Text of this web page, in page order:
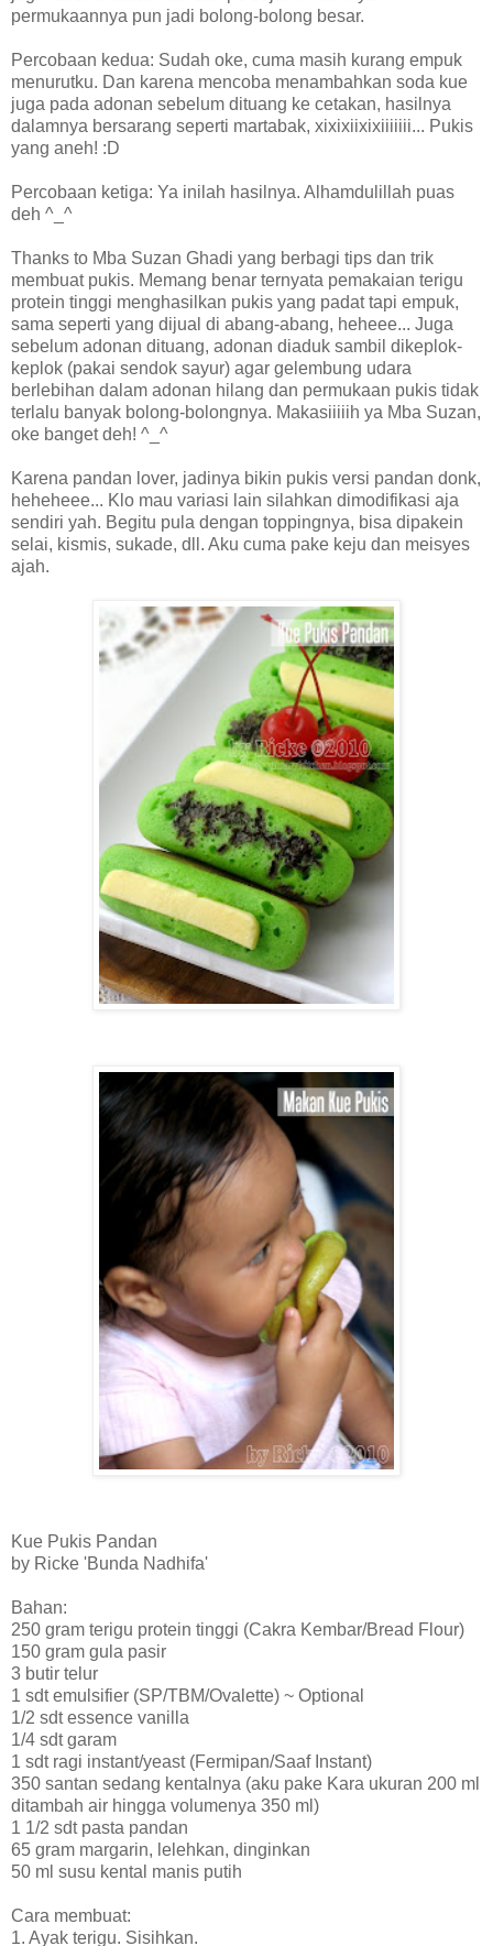
permukaannya pun jadi bolong-bolong besar.
Percobaan kedua: Sudah oke, cuma masih kurang empuk
menurutku. Dan karena mencoba menambahkan soda kue
juga pada adonan sebelum dituang ke cetakan, hasilnya
dalamnya bersarang seperti martabak, xixixiixixiiiiiii... Pukis
yang aneh! :D
Percobaan ketiga: Ya inilah hasilnya. Alhamdulillah puas
deh ^_^
Thanks to Mba Suzan Ghadi yang berbagi tips dan trik
membuat pukis. Memang benar ternyata pemakaian terigu
protein tinggi menghasilkan pukis yang padat tapi empuk,
sama seperti yang dijual di abang-abang, heheee... Juga
sebelum adonan dituang, adonan diaduk sambil dikeplok-
keplok (pakai sendok sayur) agar gelembung udara
berlebihan dalam adonan hilang dan permukaan pukis tidak
terlalu banyak bolong-bolongnya. Makasiiiiih ya Mba Suzan,
oke banget deh! ^_^
Karena pandan lover, jadinya bikin pukis versi pandan donk,
heheheee... Klo mau variasi lain silahkan dimodifikasi aja
sendiri yah. Begitu pula dengan toppingnya, bisa dipakein
selai, kismis, sukade, dll. Aku cuma pake keju dan meisyes
ajah.
Kue Pukis Pandan
by Ricke 'Bunda Nadhifa'
Bahan:
250 gram terigu protein tinggi (Cakra Kembar/Bread Flour)
150 gram gula pasir
3 butir telur
1 sdt emulsifier (SP/TBM/Ovalette) ~ Optional
1/2 sdt essence vanilla
1/4 sdt garam
1 sdt ragi instant/yeast (Fermipan/Saaf Instant)
350 santan sedang kentalnya (aku pake Kara ukuran 200 ml
ditambah air hingga volumenya 350 ml)
1 1/2 sdt pasta pandan
65 gram margarin, lelehkan, dinginkan
50 ml susu kental manis putih
Cara membuat:
1. Ayak terigu. Sisihkan.